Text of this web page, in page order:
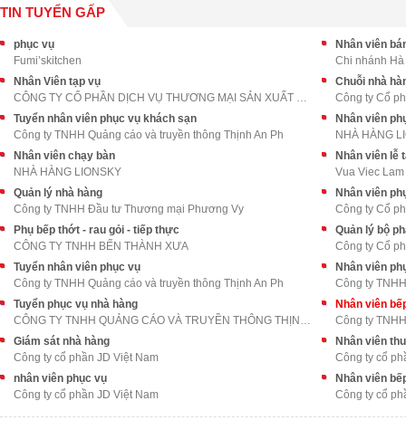
TIN TUYỂN GẤP
phục vụ
Fumi’skitchen
Nhân viên
Chi nhánh
Nhân Viên tạp vụ
CÔNG TY CỔ PHẦN DỊCH VỤ THƯƠNG MẠI SẢN XUẤT SHT
Chuỗi nhà
Công ty Cổ
Tuyển nhân viên phục vụ khách sạn
Công ty TNHH Quảng cáo và truyền thông Thịnh An Ph
Nhân viên
NHÀ HÀNG
Nhân viên chạy bàn
NHÀ HÀNG LIONSKY
Nhân viên lễ
Vua Viec Lam
Quản lý nhà hàng
Công ty TNHH Đầu tư Thương mại Phương Vy
Nhân viên
Công ty Cổ
Phụ bếp thớt - rau gỏi - tiếp thực
CÔNG TY TNHH BẾN THÀNH XƯA
Quản lý bộ
Công ty Cổ
Tuyển nhân viên phục vụ
Công ty TNHH Quảng cáo và truyền thông Thịnh An Ph
Nhân viên
Công ty
Tuyển phục vụ nhà hàng
CÔNG TY TNHH QUẢNG CÁO VÀ TRUYỀN THÔNG THỊNH AN PH
Nhân viên
Công ty
Giám sát nhà hàng
Công ty cổ phần JD Việt Nam
Nhân viên
Công ty cổ
nhân viên phục vụ
Công ty cổ phần JD Việt Nam
Nhân viên
Công ty cổ